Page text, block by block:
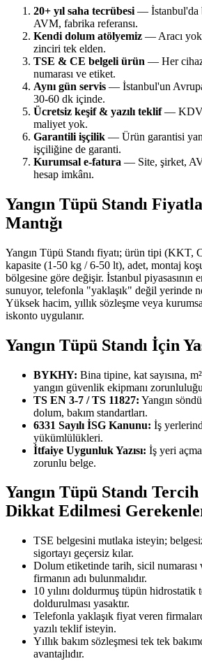
20+ yıl saha tecrübesi — İstanbul'da
AVM, fabrika referansı.
Kendi dolum atölyemiz — Aracı
zinciri tek elden.
TSE & CE belgeli ürün — Her
numarası ve etiket.
Aynı gün servis — İstanbul'un
30-60 dk içinde.
Ücretsiz keşif & yazılı teklif— KDV
maliyet yok.
Garantili işçilik — Ürün garantisi
işçiliğine de garanti.
Kurumsal e-fatura — Site, şirket,
hesap imkânı.
Yangın Tüpü Standı
Mantığı
Yangın Tüpü Standı fiyatı; ürün tipi (KKT,
kapasite (1-50 kg / 6-50 lt), adet, montaj
bölgesine göre değişir. İstanbul piyasasının
sunuyor, telefonla "yaklaşık" değil yerinde
Yüksek hacim, yıllık sözleşme veya
iskonto uygulanır.
Yangın Tüpü Standı İçin
BYKHY: Bina tipine, kat sayısına,
yangın güvenlik ekipmanı
TS EN 3-7 / TS 11827: Yangın
dolum, bakım standartları.
6331 Sayılı İSG Kanunu: İş
yükümlülükleri.
İtfaiye Uygunluk Yazısı: İş yeri
zorunlu belge.
Yangın Tüpü Standı
Dikkat Edilmesi
TSE belgesini mutlaka isteyin;
sigortayı geçersiz kılar.
Dolum etiketinde tarih, sicil numarası
firmanın adı bulunmalıdır.
10 yılını doldurmuş tüpün hidrostatik
doldurulması yasaktır.
Telefonla yaklaşık fiyat veren
yazılı teklif isteyin.
Yıllık bakım sözleşmesi tek tek
avantajlıdır.